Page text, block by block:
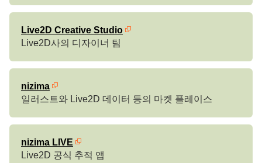
Live2D Creative Studio
Live2D사의 디자이너 팀
nizima
일러스트와 Live2D 데이터 등의 마켓 플레이스
nizima LIVE
Live2D 공식 추적 앱